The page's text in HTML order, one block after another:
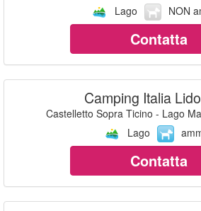
Lago
NON
Contatta
Camping Italia Lido
Castelletto Sopra Ticino - Lago
Lago
Contatta